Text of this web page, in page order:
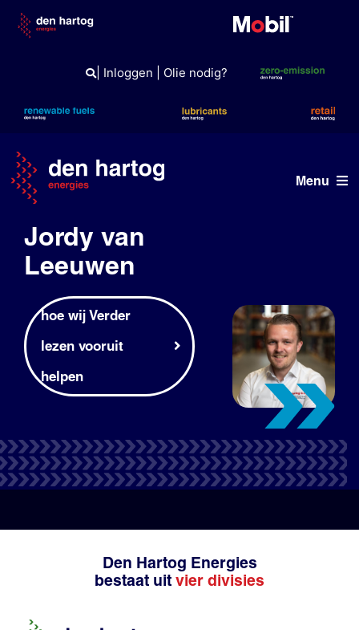
content
| Inloggen Olie nodig?
Menu
Wie wij zijn
Duurzaam
Tank- en laadpas
Jordy van
Leeuwen
hoe wij Verder
lezen vooruit
helpen
Den Hartog Energies
bestaat uit vier divisies